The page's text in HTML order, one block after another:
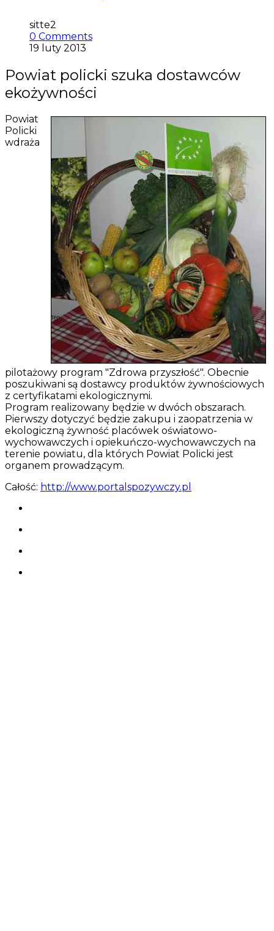
sitte2
0 Comments
19 luty 2013
Powiat policki szuka dostawców
ekożywności
Powiat
Policki
wdraża
pilotażowy program "Zdrowa przyszłość". Obecnie
poszukiwani są dostawcy produktów żywnościowych
z certyfikatami ekologicznymi.
Program realizowany będzie w dwóch obszarach.
Pierwszy dotyczyć będzie zakupu i zaopatrzenia w
ekologiczną żywność placówek oświatowo-
wychowawczych i opiekuńczo-wychowawczych na
terenie powiatu, dla których Powiat Policki jest
organem prowadzącym.
Całość: http://www.portalspozywczy.pl